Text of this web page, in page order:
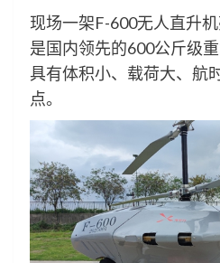
现场一架F-600无人直升
是国内领先的600公斤级
具有体积小、载荷大、航
点。